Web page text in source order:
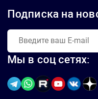
Подписка на
Мы в соц сетях: